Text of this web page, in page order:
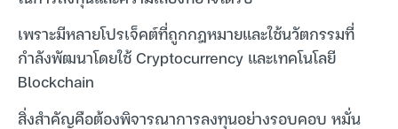
เพราะมีหลายโปรเจ็คต์ที่ถูกกฎหมายและใช้นวัตกรรมที่
กำลังพัฒนาโดยใช้ Cryptocurrency และเทคโนโลยี
Blockchain
สิ่งสำคัญคือต้องพิจารณาการลงทุนอย่างรอบคอบ หมั่น